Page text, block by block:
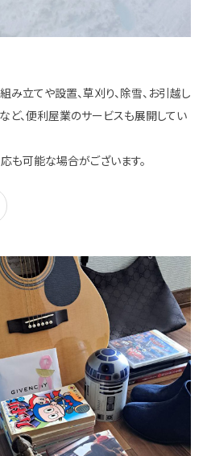
立てや設置、草刈り、除雪、お引越し
ど、便利屋業のサービスも展開してい
も可能な場合がございます。